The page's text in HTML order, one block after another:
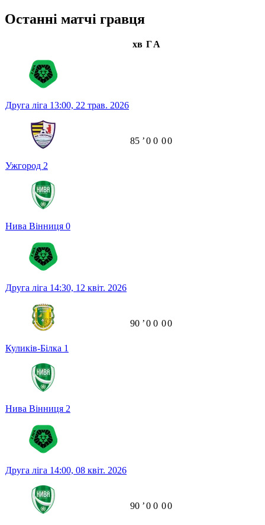
Останні матчі гравця
хв ГА
Друга ліга 13:00, 22 трав. 2026
Ужгород 2
Нива Вінниця 0
85 ʼ0 0 00
Друга ліга 14:30, 12 квіт. 2026
Куликів-Білка 1
Нива Вінниця 2
90 ʼ0 0 00
Друга ліга 14:00, 08 квіт. 2026
90 ʼ0 0 00